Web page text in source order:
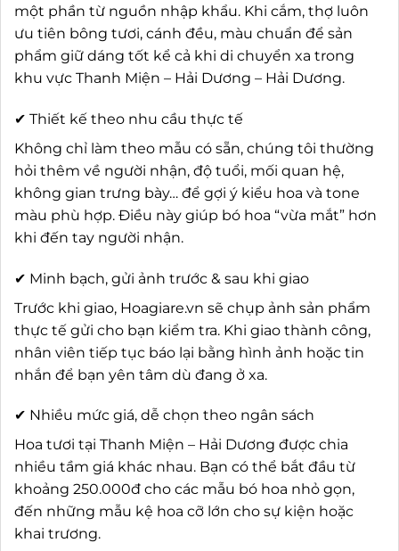
một phần từ nguồn nhập khẩu. Khi cắm, thợ luôn
ưu tiên bông tươi, cánh đều, màu chuẩn để sản
phẩm giữ dáng tốt kể cả khi di chuyển xa trong
khu vực Thanh Miện – Hải Dương – Hải Dương.
✔ Thiết kế theo nhu cầu thực tế
Không chỉ làm theo mẫu có sẵn, chúng tôi thường
hỏi thêm về người nhận, độ tuổi, mối quan hệ,
không gian trưng bày… để gợi ý kiểu hoa và tone
màu phù hợp. Điều này giúp bó hoa “vừa mắt” hơn
khi đến tay người nhận.
✔ Minh bạch, gửi ảnh trước & sau khi giao
Trước khi giao, Hoagiare.vn sẽ chụp ảnh sản phẩm
thực tế gửi cho bạn kiểm tra. Khi giao thành công,
nhân viên tiếp tục báo lại bằng hình ảnh hoặc tin
nhắn để bạn yên tâm dù đang ở xa.
✔ Nhiều mức giá, dễ chọn theo ngân sách
Hoa tươi tại Thanh Miện – Hải Dương được chia
nhiều tầm giá khác nhau. Bạn có thể bắt đầu từ
khoảng 250.000đ cho các mẫu bó hoa nhỏ gọn,
đến những mẫu kệ hoa cỡ lớn cho sự kiện hoặc
khai trương.